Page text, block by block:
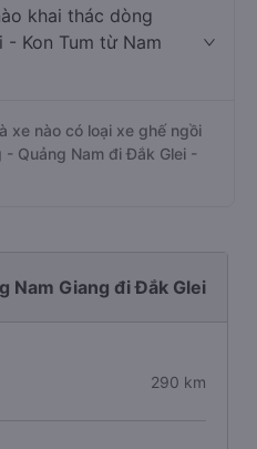
khai thác dòng
Kon Tum từ Nam
xe nào có loại xe ghế ngồi
- Quảng Nam đi Đắk Glei -
Nam Giang đi Đắk Glei
290 km